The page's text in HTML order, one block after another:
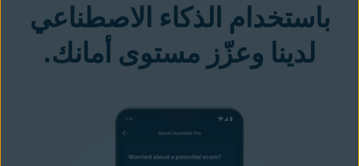
باستخدام الذكاء الاصطناعي
لدينا وعزّز مستوى أمانك.